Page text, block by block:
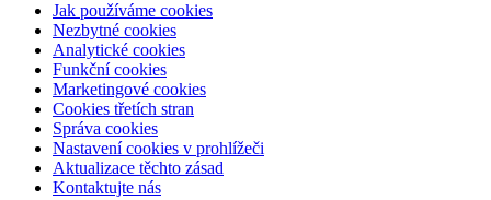
Jak používáme cookies
Nezbytné cookies
Analytické cookies
Funkční cookies
Marketingové cookies
Cookies třetích stran
Správa cookies
Nastavení cookies v prohlížeči
Aktualizace těchto zásad
Kontaktujte nás